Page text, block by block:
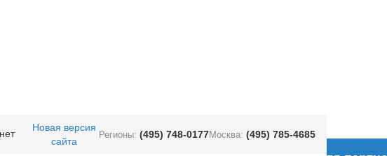
Новая версия
сайта
Регионы: (495) 748-0177Москва: (495) 785-4685